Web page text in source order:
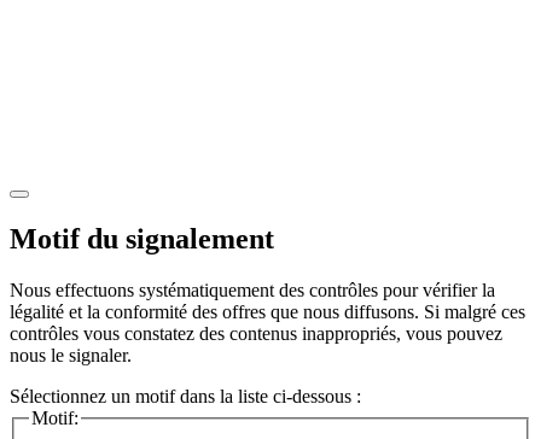
Motif du signalement
Nous effectuons systématiquement des contrôles pour vérifier la
légalité et la conformité des offres que nous diffusons. Si malgré ces
contrôles vous constatez des contenus inappropriés, vous pouvez
nous le signaler.
Sélectionnez un motif dans la liste ci-dessous :
Motif: